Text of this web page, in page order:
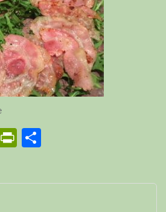
Pinterest
PrintFriendly